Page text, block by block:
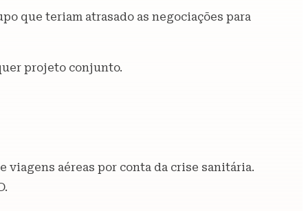
que teriam atrasado as negociações para
projeto conjunto.
viagens aéreas por conta da crise sanitária.